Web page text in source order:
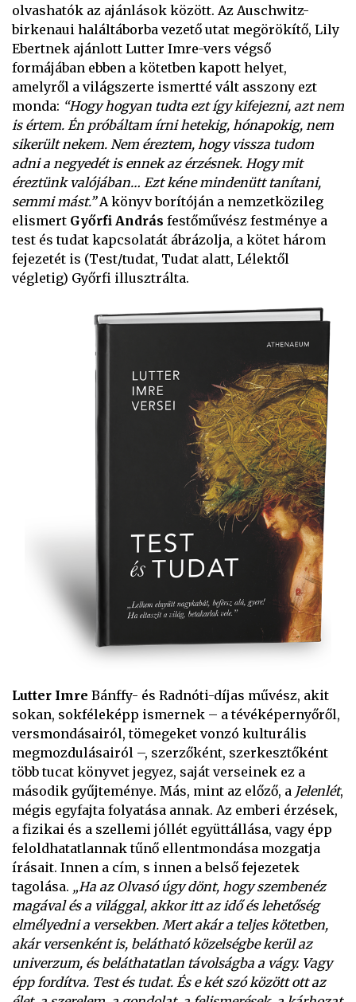
olvashatók az ajánlások között. Az Auschwitz-
birkenaui haláltáborba vezető utat megörökítő, Lily
Ebertnek ajánlott Lutter Imre-vers végső
formájában ebben a kötetben kapott helyet,
amelyről a világszerte ismertté vált asszony ezt
monda: “Hogy hogyan tudta ezt így kifejezni, azt nem
is értem. Én próbáltam írni hetekig, hónapokig, nem
sikerült nekem. Nem éreztem, hogy vissza tudom
adni a negyedét is ennek az érzésnek. Hogy mit
éreztünk valójában… Ezt kéne mindenütt tanítani,
semmi mást.”A könyv borítóján a nemzetközileg
elismert Győrfi András festőművész festménye a
test és tudat kapcsolatát ábrázolja, a kötet három
fejezetét is (Test/tudat, Tudat alatt, Lélektől
végletig) Győrfi illusztrálta.
Lutter Imre Bánffy- és Radnóti-díjas művész, akit
sokan, sokféleképp ismernek – a tévéképernyőről,
versmondásairól, tömegeket vonzó kulturális
megmozdulásairól –, szerzőként, szerkesztőként
több tucat könyvet jegyez, saját verseinek ez a
második gyűjteménye. Más, mint az előző, a Jelenlét,
mégis egyfajta folyatása annak. Az emberi érzések,
a fizikai és a szellemi jóllét együttállása, vagy épp
feloldhatatlannak tűnő ellentmondása mozgatja
írásait. Innen a cím, s innen a belső fejezetek
tagolása. „Ha az Olvasó úgy dönt, hogy szembenéz
magával és a világgal, akkor itt az idő és lehetőség
elmélyedni a versekben. Mert akár a teljes kötetben,
akár versenként is, belátható közelségbe kerül az
univerzum, és beláthatatlan távolságba a vágy. Vagy
épp fordítva. Test és tudat. És e két szó között ott az